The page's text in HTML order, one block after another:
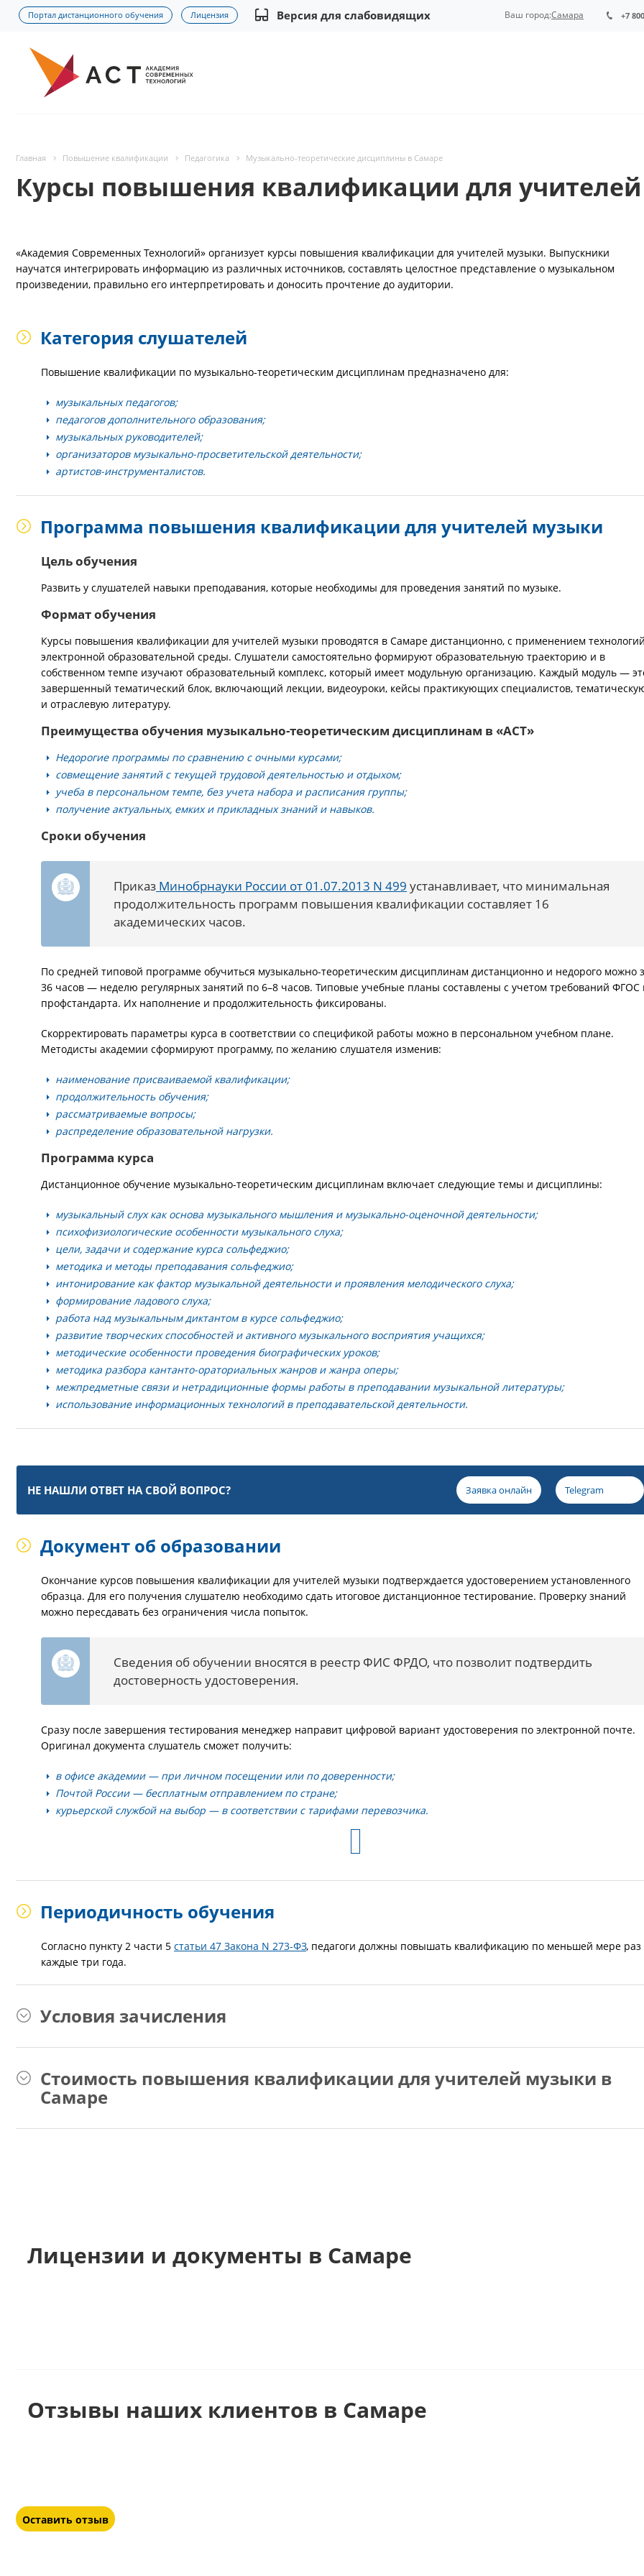
Портал дистанционного обучения Лицензия Версия для слабовидящих +7
Ваш город:Самара
Главная Повышение квалификации Педагогика Музыкально-теоретические дисциплины в Самаре
Курсы повышения квалификации для
«Академия Современных Технологий» организует курсы повышения квалификации для учителей музыки. Выпускники
научатся интегрировать информацию из различных источников, составлять целостное представление о музыкальном
произведении, правильно его интерпретировать и доносить прочтение до аудитории.
Категория слушателей
Повышение квалификации по музыкально-теоретическим дисциплинам предназначено для:
музыкальных педагогов;
педагогов дополнительного образования;
музыкальных руководителей;
организаторов музыкально-просветительской деятельности;
артистов-инструменталистов.
Программа повышения квалификации для учителей музыки
Цель обучения
Развить у слушателей навыки преподавания, которые необходимы для проведения занятий по музыке.
Формат обучения
Курсы повышения квалификации для учителей музыки проводятся в Самаре дистанционно, с применением
электронной образовательной среды. Слушатели самостоятельно формируют образовательную траекторию и в
собственном темпе изучают образовательный комплекс, который имеет модульную организацию. Каждый модуль —
завершенный тематический блок, включающий лекции, видеоуроки, кейсы практикующих специалистов,
и отраслевую литературу.
Преимущества обучения музыкально-теоретическим дисциплинам в «АСТ»
Недорогие программы по сравнению с очными курсами;
совмещение занятий с текущей трудовой деятельностью и отдыхом;
учеба в персональном темпе, без учета набора и расписания группы;
получение актуальных, емких и прикладных знаний и навыков.
Сроки обучения
Приказ Минобрнауки России от 01.07.2013 N 499 устанавливает, что минимальная
продолжительность программ повышения квалификации составляет 16
академических часов.
По средней типовой программе обучиться музыкально-теоретическим дисциплинам дистанционно и недорого можно
36 часов — неделю регулярных занятий по 6–8 часов. Типовые учебные планы составлены с учетом требований ФГОС
профстандарта. Их наполнение и продолжительность фиксированы.
Скорректировать параметры курса в соответствии со спецификой работы можно в персональном учебном плане.
Методисты академии сформируют программу, по желанию слушателя изменив:
наименование присваиваемой квалификации;
продолжительность обучения;
рассматриваемые вопросы;
распределение образовательной нагрузки.
Программа курса
Дистанционное обучение музыкально-теоретическим дисциплинам включает следующие темы и дисциплины:
музыкальный слух как основа музыкального мышления и музыкально-оценочной деятельности;
психофизиологические особенности музыкального слуха;
цели, задачи и содержание курса сольфеджио;
методика и методы преподавания сольфеджио;
интонирование как фактор музыкальной деятельности и проявления мелодического слуха;
формирование ладового слуха;
работа над музыкальным диктантом в курсе сольфеджио;
развитие творческих способностей и активного музыкального восприятия учащихся;
методические особенности проведения биографических уроков;
методика разбора кантанто-ораториальных жанров и жанра оперы;
межпредметные связи и нетрадиционные формы работы в преподавании музыкальной литературы;
использование информационных технологий в преподавательской деятельности.
НЕ НАШЛИ ОТВЕТ НА СВОЙ ВОПРОС? Заявка онлайн Telegram
Документ об образовании
Окончание курсов повышения квалификации для учителей музыки подтверждается удостоверением установленного
образца. Для его получения слушателю необходимо сдать итоговое дистанционное тестирование. Проверку знаний
можно пересдавать без ограничения числа попыток.
Сведения об обучении вносятся в реестр ФИС ФРДО, что позволит подтвердить
достоверность удостоверения.
Сразу после завершения тестирования менеджер направит цифровой вариант удостоверения по электронной почте.
Оригинал документа слушатель сможет получить:
в офисе академии — при личном посещении или по доверенности;
Почтой России — бесплатным отправлением по стране;
курьерской службой на выбор — в соответствии с тарифами перевозчика.
Периодичность обучения
Согласно пункту 2 части 5 статьи 47 Закона N 273-ФЗ, педагоги должны повышать квалификацию по меньшей мере раз
каждые три года.
Условия зачисления
Стоимость повышения квалификации для учителей музыки в
Самаре
Лицензии и документы в Самаре
Отзывы наших клиентов в Самаре
Оставить отзыв